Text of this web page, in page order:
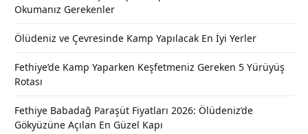
Okumanız Gerekenler
Ölüdeniz ve Çevresinde Kamp Yapılacak En İyi Yerler
Fethiye’de Kamp Yaparken Keşfetmeniz Gereken 5 Yürüyüş
Rotası
Fethiye Babadağ Paraşüt Fiyatları 2026: Ölüdeniz’de
Gökyüzüne Açılan En Güzel Kapı